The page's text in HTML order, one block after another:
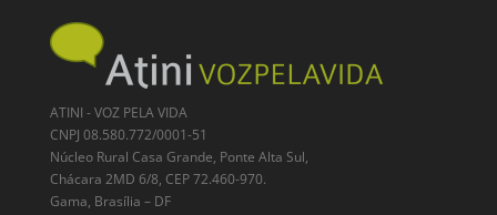
ATINI - VOZ PELA VIDA
CNPJ 08.580.772/0001-51
Núcleo Rural Casa Grande, Ponte Alta Sul,
Chácara 2MD 6/8, CEP 72.460-970.
Gama, Brasília – DF